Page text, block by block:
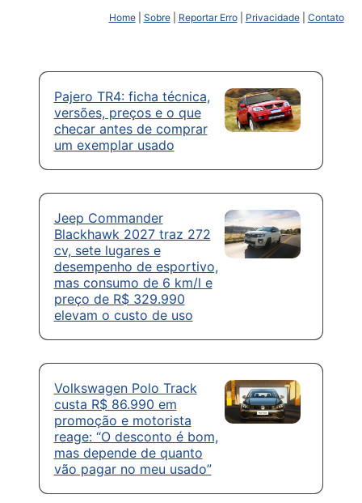
Home| Sobre| Reportar Erro| Privacidade| Contato
Pajero TR4: ficha técnica,
versões, preços e o que
checar antes de comprar
um exemplar usado
Jeep Commander
Blackhawk 2027 traz 272
cv, sete lugares e
desempenho de esportivo,
mas consumo de 6 km/l e
preço de R$ 329.990
elevam o custo de uso
Volkswagen Polo Track
custa R$ 86.990 em
promoção e motorista
reage: “O desconto é bom,
mas depende de quanto
vão pagar no meu usado”